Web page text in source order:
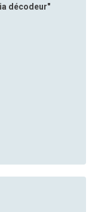
décodeur"